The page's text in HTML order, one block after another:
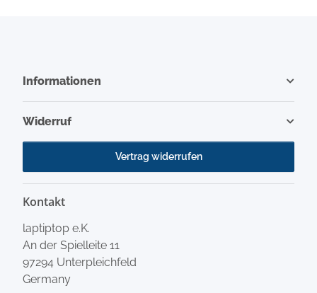
Informationen
Widerruf
Vertrag widerrufen
Kontakt
laptiptop e.K.
An der Spielleite 11
97294 Unterpleichfeld
Germany